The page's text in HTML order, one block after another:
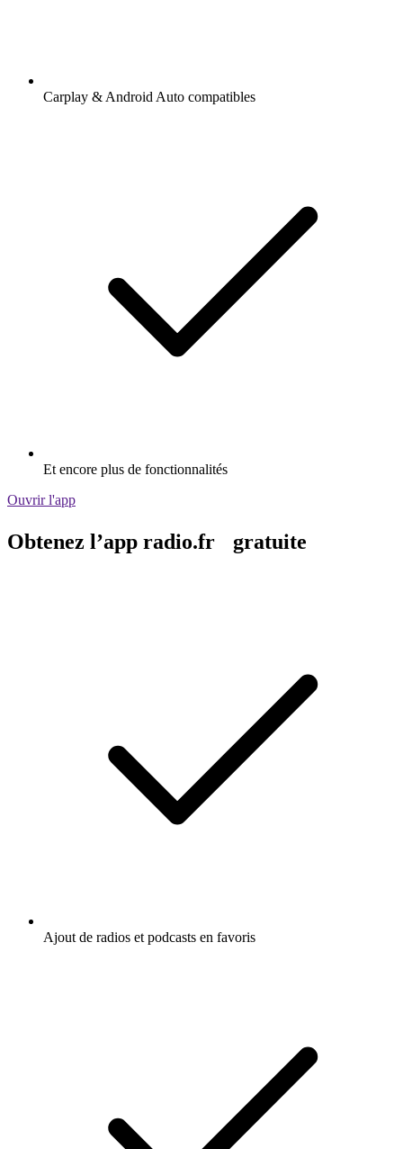
Carplay & Android Auto compatibles
Et encore plus de fonctionnalités
Ouvrir l'app
Obtenez l’app radio.fr gratuite
Ajout de radios et podcasts en favoris